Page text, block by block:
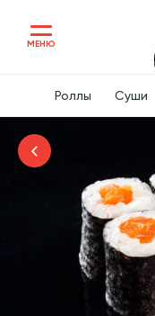
МЕНЮ
Роллы Суши